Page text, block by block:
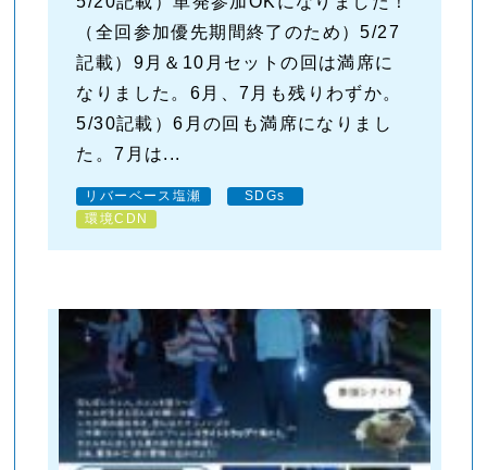
（全回参加優先期間終了のため）5/27
記載）9月＆10月セットの回は満席に
なりました。6月、7月も残りわずか。
5/30記載）6月の回も満席になりまし
た。7月は...
リバーベース塩瀬
SDGs
環境CDN